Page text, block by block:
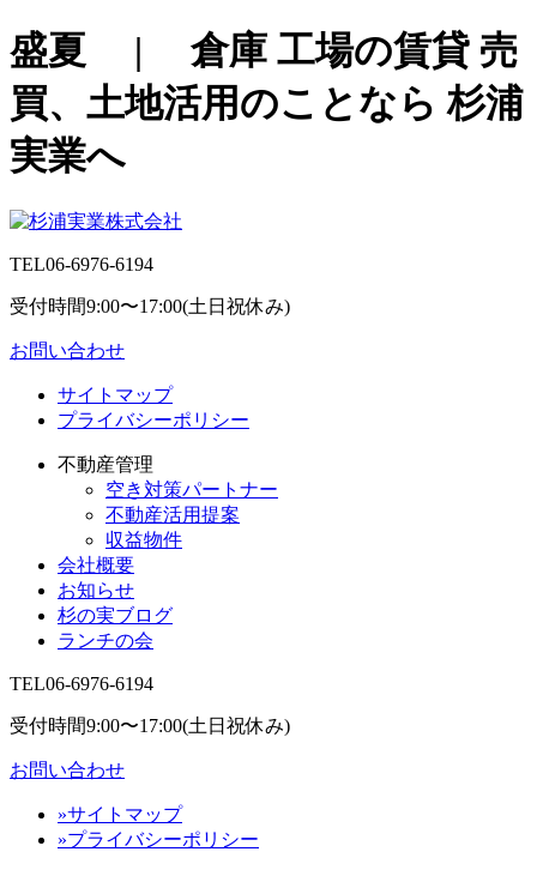
盛夏 | 倉庫 工場の賃貸 売
買、土地活用のことなら 杉浦
実業へ
TEL06-6976-6194
受付時間9:00〜17:00(土日祝休み)
お問い合わせ
サイトマップ
プライバシーポリシー
不動産管理
空き対策パートナー
不動産活用提案
収益物件
会社概要
お知らせ
杉の実ブログ
ランチの会
TEL06-6976-6194
受付時間9:00〜17:00(土日祝休み)
お問い合わせ
»サイトマップ
»プライバシーポリシー